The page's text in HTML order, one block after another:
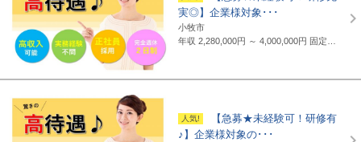
実◎】企業様対象･･･
小牧市
年収 2,280,000円 ～ 4,000,000円 固定給制 月給16万円～25万円（諸手当含まず）＋報奨金＋賞与年2回 ※地域・能力により異なります。 ◆正職員の平均給与例 434,000円(2019年度実績) ※上記には賞与は含まれていません。 ◆支給例 月給20万円～／東京・神奈川・千葉・埼玉の支社 月給19万円～／愛知・三重・京都・大阪の支社 月給18万円～／山梨・岐阜・静岡・滋賀・兵庫・広島・福岡の支社 ※一部支社により異なる ※入社前に行なわれる研修の受講手当は日給3500円～4000円（地域により異なる） ◆通勤交通費 月額3万5千円まで全額支給(超過部分は2万円まで半額支給)
【急募★未経験可！研修有
♪】企業様対象の･･･